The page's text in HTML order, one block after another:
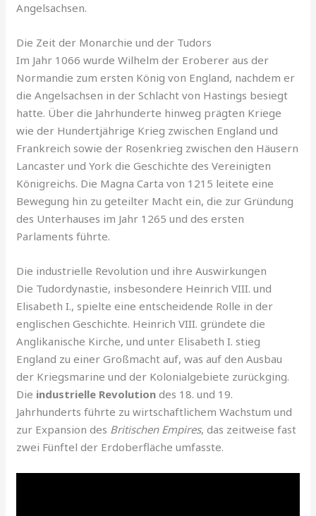
Angelsachsen.
Die Zeit der Monarchie und der Tudors
Im Jahr 1066 wurde Wilhelm der Eroberer aus der
Normandie zum ersten König von England, nachdem er
die Angelsachsen in der Schlacht von Hastings besiegt
hatte. Über die Jahrhunderte hinweg prägten Kriege
wie der Hundertjährige Krieg zwischen England und
Frankreich sowie der Rosenkrieg zwischen den Häusern
Lancaster und York die Geschichte des Vereinigten
Königreichs. Die Magna Carta von 1215 leitete eine
Bewegung hin zu geteilter Macht ein, die zur Gründung
des Unterhauses im Jahr 1265 und des ersten
Parlaments führte.
Die industrielle Revolution und ihre Auswirkungen
Die Tudordynastie, insbesondere Heinrich VIII. und
Elisabeth I., spielte eine entscheidende Rolle in der
englischen Geschichte. Heinrich VIII. gründete die
Anglikanische Kirche, und unter Elisabeth I. stieg
England zu einer Großmacht auf, was auf den Ausbau
der Kriegsmarine und der Kolonialgebiete zurückging.
Die industrielle Revolution des 18. und 19.
Jahrhunderts führte zu wirtschaftlichem Wachstum und
zur Expansion des Britischen Empires, das zeitweise fast
zwei Fünftel der Erdoberfläche umfasste.